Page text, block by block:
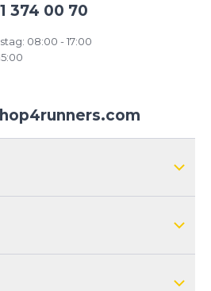
374 00 70
08:00 - 17:00